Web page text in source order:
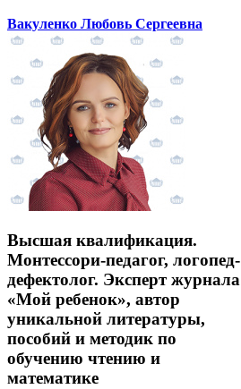
Вакуленко Любовь Сергеевна
Высшая квалификация.
Монтессори-педагог, логопед-
дефектолог. Эксперт журнала
«Мой ребенок», автор
уникальной литературы,
пособий и методик по
обучению чтению и
математике